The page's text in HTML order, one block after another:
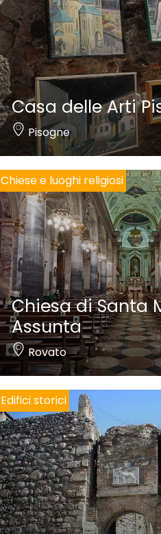
Casa delle Arti
Pisogne
Chiese e luoghi religiosi
Chiesa di Santa
Assunta
Rovato
Edifici storici